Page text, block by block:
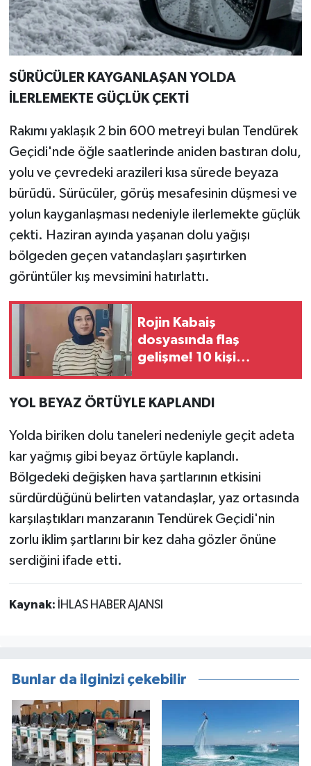
SÜRÜCÜLER KAYGANLAŞAN YOLDA
İLERLEMEKTE GÜÇLÜK ÇEKTİ
Rakımı yaklaşık 2 bin 600 metreyi bulan Tendürek
Geçidi'nde öğle saatlerinde aniden bastıran dolu,
yolu ve çevredeki arazileri kısa sürede beyaza
bürüdü. Sürücüler, görüş mesafesinin düşmesi ve
yolun kayganlaşması nedeniyle ilerlemekte güçlük
çekti. Haziran ayında yaşanan dolu yağışı
bölgeden geçen vatandaşları şaşırtırken
görüntüler kış mevsimini hatırlattı.
Rojin Kabaiş
dosyasında flaş
gelişme! 10 kişi
YOL BEYAZ ÖRTÜYLE KAPLANDI
Yolda biriken dolu taneleri nedeniyle geçit adeta
kar yağmış gibi beyaz örtüyle kaplandı.
Bölgedeki değişken hava şartlarının etkisini
sürdürdüğünü belirten vatandaşlar, yaz ortasında
karşılaştıkları manzaranın Tendürek Geçidi'nin
zorlu iklim şartlarını bir kez daha gözler önüne
serdiğini ifade etti.
Kaynak: İHLAS HABER AJANSI
Bunlar da ilginizi çekebilir